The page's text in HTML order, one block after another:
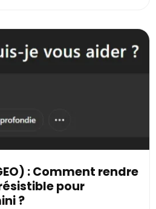
et de ChaGPT Search, mais
[…]
: Comment rendre
pour
?